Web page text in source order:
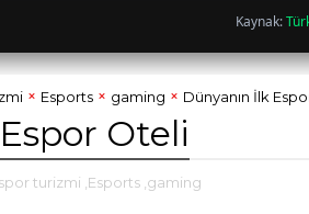
Kaynak:
Esports gaming Dünyanın İlk
Oteli
turizmi ,Esports ,gaming